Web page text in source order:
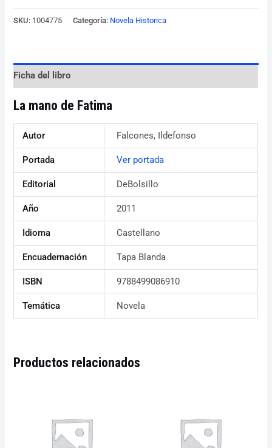
SKU: 1004775 Categoría: Novela Historica
Ficha del libro
La mano de Fatima
Autor Falcones, Ildefonso
Portada Ver portada
Editorial DeBolsillo
Año 2011
Idioma Castellano
Encuadernación Tapa Blanda
ISBN 9788499086910
Temática Novela
Productos relacionados